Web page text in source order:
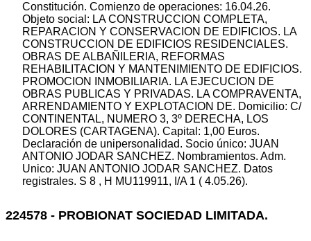
Constitución. Comienzo de operaciones: 16.04.26.
Objeto social: LA CONSTRUCCION COMPLETA,
REPARACION Y CONSERVACION DE EDIFICIOS. LA
CONSTRUCCION DE EDIFICIOS RESIDENCIALES.
OBRAS DE ALBAÑILERIA, REFORMAS
REHABILITACION Y MANTENIMIENTO DE EDIFICIOS.
PROMOCION INMOBILIARIA. LA EJECUCION DE
OBRAS PUBLICAS Y PRIVADAS. LA COMPRAVENTA,
ARRENDAMIENTO Y EXPLOTACION DE. Domicilio: C/
CONTINENTAL, NUMERO 3, 3º DERECHA, LOS
DOLORES (CARTAGENA). Capital: 1,00 Euros.
Declaración de unipersonalidad. Socio único: JUAN
ANTONIO JODAR SANCHEZ. Nombramientos. Adm.
Unico: JUAN ANTONIO JODAR SANCHEZ. Datos
registrales. S 8 , H MU119911, I/A 1 ( 4.05.26).
224578 - PROBIONAT SOCIEDAD LIMITADA.